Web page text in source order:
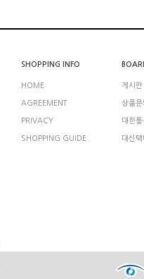
SHOPPING INFO
HOME
AGREEMENT
PRIVACY
SHOPPING GUIDE
게시판
상품문
대한통
대신택